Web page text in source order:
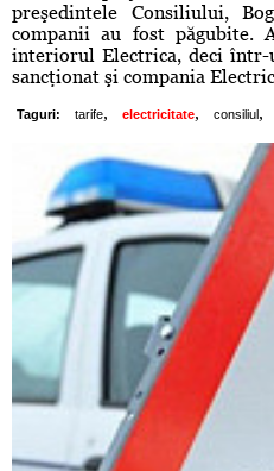
preşedintele Consiliului,
companii au fost păgubite.
interiorul Electrica, deci
sancţionat şi compania
Taguri: tarife, electricitate, consiliul ,